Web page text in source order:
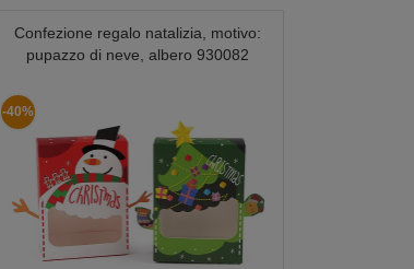
Confezione regalo natalizia, motivo:
pupazzo di neve, albero 930082
-40%